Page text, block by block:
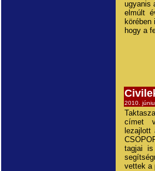
ugyanis
elmúlt
hogy a
2010.
címet
lezajlott
tagjai is
vettek a